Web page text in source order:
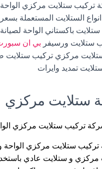
ستلايت مركزي
الستلايت المستعملة
باكستاني الواحة
ستلايت ورسيفر بي ان
مركزي تركيب ستلايت
تمديد وايرات
ستلايت مركزي
تركيب ستلايت مركزي
ستلايت مركزي الواحة
مركزي و ستلايت عادي